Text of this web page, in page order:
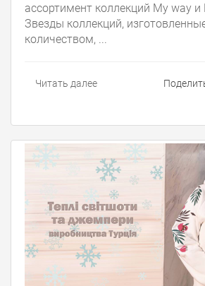
ассортимент коллекций My way и
Звезды коллекций,
количеством, ...
Читать далее